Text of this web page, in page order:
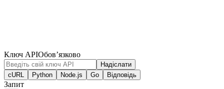
Ключ APIОбов’язково
Надіслати
cURL
Python Node.js Go Відповідь
Запит